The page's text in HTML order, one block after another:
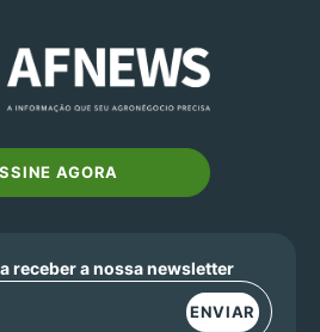
AGORA
receber a nossa newsletter
ENVIAR